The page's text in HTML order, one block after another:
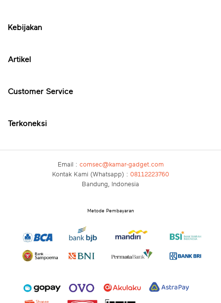
Kebijakan
Artikel
Customer Service
Terkoneksi
Email : comsec@kamar-gadget.com
Kontak Kami (Whatsapp) : 08112223760
Bandung, Indonesia
Metode Pembayaran